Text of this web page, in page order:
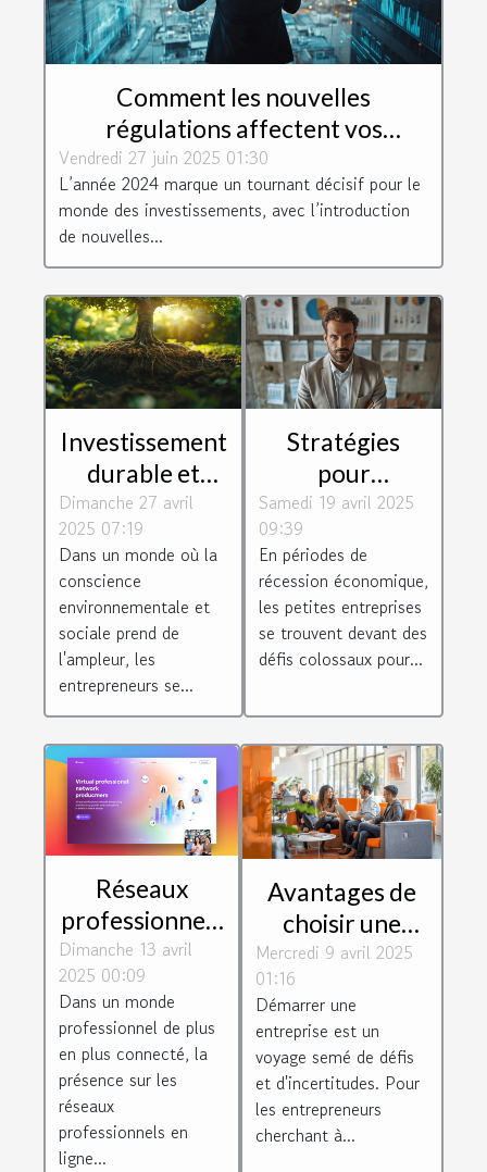
Comment les nouvelles
régulations affectent vos
investissements en 2024 ?
Vendredi 27 juin 2025 01:30
L’année 2024 marque un tournant décisif pour le
monde des investissements, avec l’introduction
de nouvelles...
Investissement
durable et
rentable
perspectives
pour les
entrepreneurs
Dimanche 27 avril
2025 07:19
Dans un monde où la
conscience
environnementale et
sociale prend de
l'ampleur, les
entrepreneurs se...
Stratégies
pour
maximiser les
bénéfices des
petites
entreprises en
période de
récession
Samedi 19 avril 2025
09:39
En périodes de
récession économique,
les petites entreprises
se trouvent devant des
défis colossaux pour...
Réseaux
professionnels
en ligne
maximiser son
influence pour
accélérer sa
croissance
Dimanche 13 avril
2025 00:09
Dans un monde
professionnel de plus
en plus connecté, la
présence sur les
réseaux
professionnels en
ligne...
Avantages de
choisir une
pépinière
d'entreprises
pour le
développement
de start-ups
Mercredi 9 avril 2025
01:16
Démarrer une
entreprise est un
voyage semé de défis
et d'incertitudes. Pour
les entrepreneurs
cherchant à...